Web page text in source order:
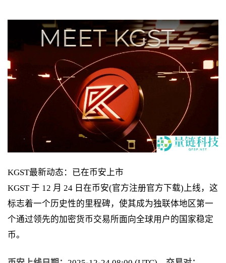
KGST最新动态：已在币安上市
KGST 于 12 月 24 日在币安(官方注册官方下载)上线，这
标志着一个历史性的里程碑，使其成为独联体地区第一
个通过领先的加密货币交易所面向全球用户的国家稳定
币。